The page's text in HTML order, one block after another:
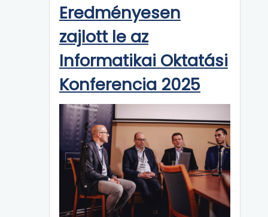
Eredményesen
zajlott le az
Informatikai Oktatási
Konferencia 2025